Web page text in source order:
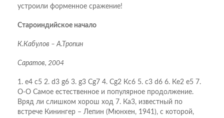
устроили форменное сражение!
Староиндийское начало
К.Кабулов – А.Тропин
Саратов, 2004
1. e4 c5 2. d3 g6 3. g3 Сg7 4. Сg2 Кc6 5. c3 d6 6. Кe2 e5 7.
O-O Самое естественное и популярное продолжение.
Вряд ли слишком хорош ход 7. Ка3, известный по
встрече Кинингер – Лепин (Мюнхен, 1941), с которой,